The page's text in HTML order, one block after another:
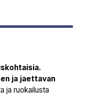
ja jaettavan
ja ruokailusta